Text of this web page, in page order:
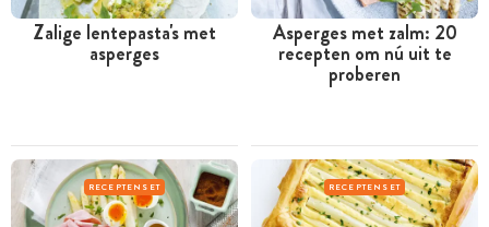
Zalige lentepasta's met
asperges
Asperges met zalm: 20
recepten om nú uit te
proberen
RECEPTENSET RECEPTENSET